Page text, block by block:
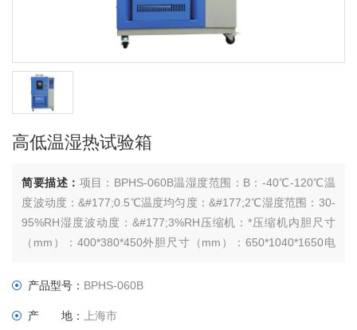
高低温湿热试验箱
简要描述： 项目：BPHS-060B温湿度范围：B：-40℃-120℃温
度波动度：&#177;0.5℃温度均匀度：&#177;2℃湿度范围：30-
95%RH湿度波动度：&#177;3%RH压缩机：*压缩机内胆尺寸
（mm）：400*380*450外胆尺寸（mm）：650*1040*1650电
产品型号： BPHS-060B
产 地：上海市